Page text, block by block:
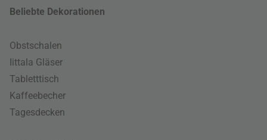
Beliebte Dekorationen
Obstschalen
Iittala Gläser
Tabletttisch
Kaffeebecher
Tagesdecken